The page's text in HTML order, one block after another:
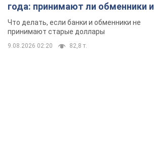
года: принимают ли обменники и
банки такие купюры
Что делать, если банки и обменники не
принимают старые доллары
9.08.2026 02:20 82,8 т.